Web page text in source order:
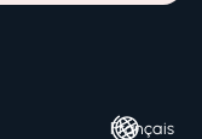
Français